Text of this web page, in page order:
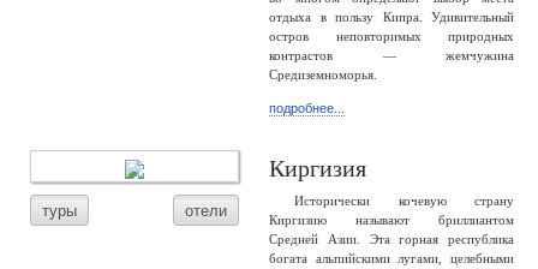
отдыха в пользу Кипра. Удивительный
остров неповторимых природных
контрастов — жемчужина
Средиземноморья.
подробнее...
туры отели
Киргизия
Исторически кочевую страну
Киргизию называют бриллиантом
Средней Азии. Эта горная республика
богата альпийскими лугами, целебными